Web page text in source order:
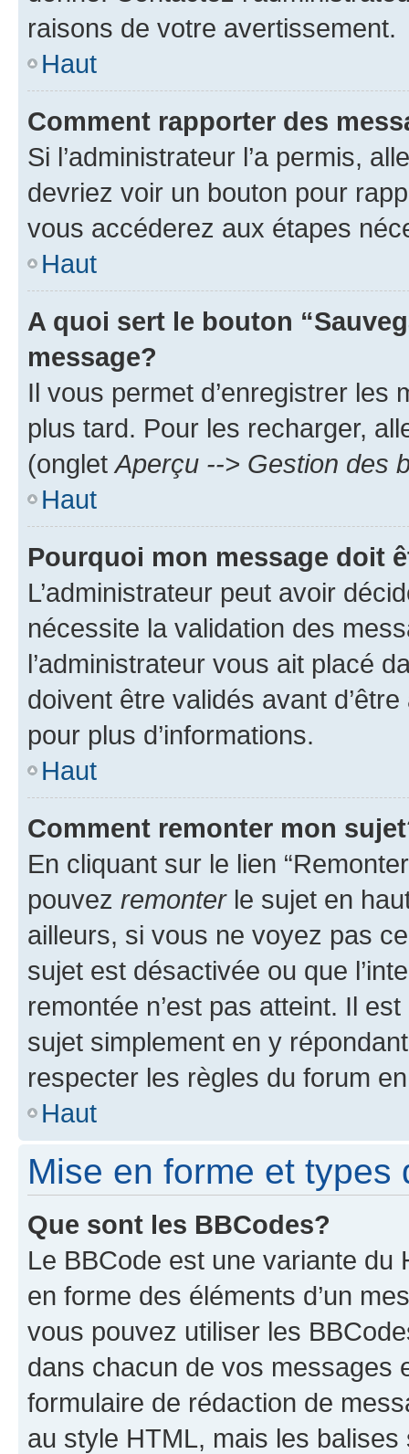
raisons de votre avertissement.
Haut
Comment rapporter des
Si l’administrateur l’a permis,
devriez voir un bouton pour
vous accéderez aux étapes
Haut
A quoi sert le bouton
message?
Il vous permet d’enregistrer
plus tard. Pour les recharger,
(ongletAperçu --> Gestion des
Haut
Pourquoi mon message doit
L’administrateur peut avoir
nécessite la validation des
l’administrateur vous ait placé
doivent être validés avant
pour plus d’informations.
Haut
Comment remonter mon
En cliquant sur le lien
pouvez remonterle sujet en
ailleurs, si vous ne voyez pas
sujet est désactivée ou que
remontée n’est pas atteint. Il
sujet simplement en y
respecter les règles du forum
Haut
Mise en forme et types
Que sont les BBCodes?
Le BBCode est une variante du
en forme des éléments d’un
vous pouvez utiliser les
dans chacun de vos messages
formulaire de rédaction de
au style HTML, mais les